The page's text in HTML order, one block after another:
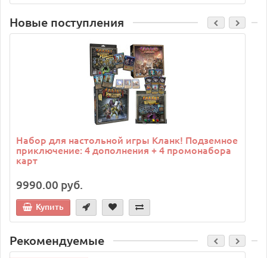
Новые поступления
Набор для настольной игры Кланк! Подземное
приключение: 4 дополнения + 4 промонабора
карт
9990.00 руб.
Купить
Рекомендуемые